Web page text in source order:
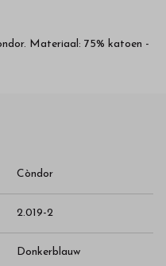
Materiaal: 75% katoen -
Còndor
2.019-2
Donkerblauw